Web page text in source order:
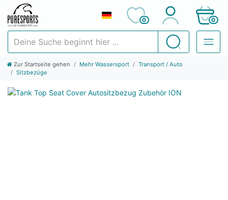
Suchen
0 0
Zur Startseite gehen Mehr Wassersport
Transport / Auto
Sitzbezüge